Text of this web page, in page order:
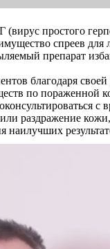
простого
спреев
препарат
благодаря
по пораженной
раздражение
наилучших